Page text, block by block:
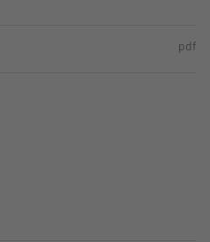
pdf